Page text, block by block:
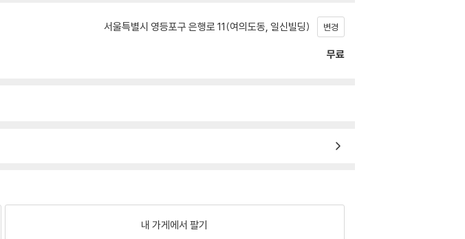
서울특별시 영등포구 은행로 11(여의도동, 일신빌딩) 변경
무료
내 가게에서 팔기